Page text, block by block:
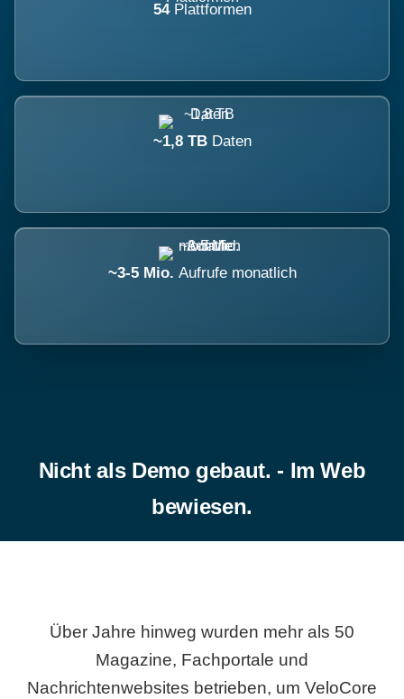
54 Plattformen
~1,8 TB Daten
~3-5 Mio. Aufrufe monatlich
Nicht als Demo gebaut. - Im Web
bewiesen.
Über Jahre hinweg wurden mehr als 50
Magazine, Fachportale und
Nachrichtenwebsites betrieben, um VeloCore